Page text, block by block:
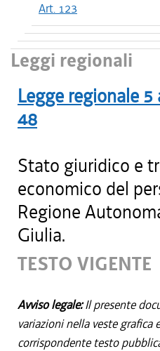
Art. 123
Leggi regionali
Legge regionale 5
48
Stato giuridico e
economico del
Regione
Giulia.
TESTO VIGENTE
Avviso legale:Il presente
variazioni nella veste
corrispondente testo